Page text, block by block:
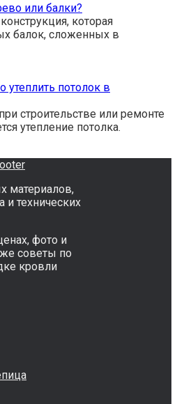
или балки?
которая
балок, сложенных в
утеплить потолок в
строительстве или ремонте
утепление потолка.
материалов,
и технических
фото и
советы по
кровли